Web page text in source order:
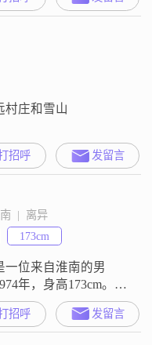
村庄和雪山
招呼 发留言
|  离异
173cm
一位来自淮南的男
年，身高173cm。我
到8000元之间，学
下。我性格稳重可
，非常重视家庭。在
招呼 发留言